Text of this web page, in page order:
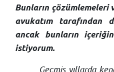
Bunların
avukatım tarafından
ancak bunların
istiyorum.
Geçmiş yıllarda